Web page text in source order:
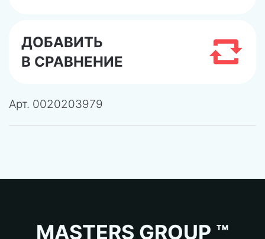
ДОБАВИТЬ
В СРАВНЕНИЕ
Арт. 0020203979
MASTERS GROUP ™